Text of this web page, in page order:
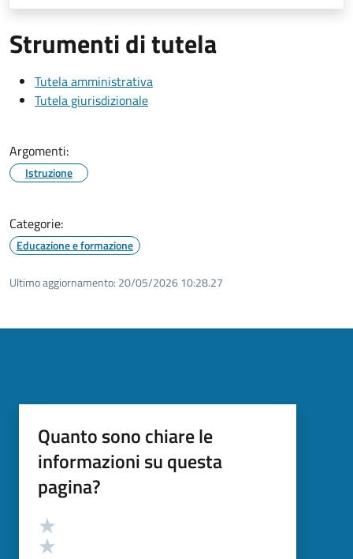
Strumenti di tutela
Tutela amministrativa
Tutela giurisdizionale
Argomenti:
Istruzione
Categorie:
Educazione e formazione
Ultimo aggiornamento: 20/05/2026 10:28.27
Quanto sono chiare le
informazioni su questa
pagina?
Valutazione